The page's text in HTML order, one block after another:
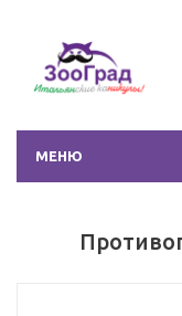
МЕНЮ